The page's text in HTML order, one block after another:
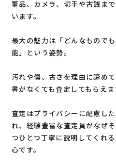
董品、カメラ、切手や古銭ま
います。
最大の魅力は「どんなもので
能」という姿勢。
汚れや傷、古さを理由に諦め
書がなくても査定してもらえま
査定はプライバシーに配慮し
れ、経験豊富な査定員がなぜ
つひとつ丁寧に説明してくれ
心です。